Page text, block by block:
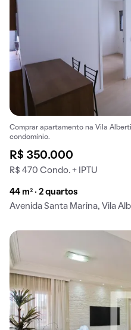
Comprar apartamento na Vila
condomínio.
R$ 350.000
R$ 470 Condo. + IPTU
44 m² · 2 quartos
Avenida Santa Marina, Vila